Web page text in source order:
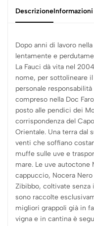
Descrizione
Dopo anni di lavoro
lentamente e
La Fauci dà vita nel
nome, per sottolineare
personale
compreso nella Doc
posto alle pendici dei
corrispondenza del
Orientale. Una terra dal
venti che soffiano
muffe sulle uve e
mare. Le uve autoctone
cappuccio, Nocera Nero
Zibibbo, coltivate
sono raccolte
migliori grappoli già in
vigna e in cantina è